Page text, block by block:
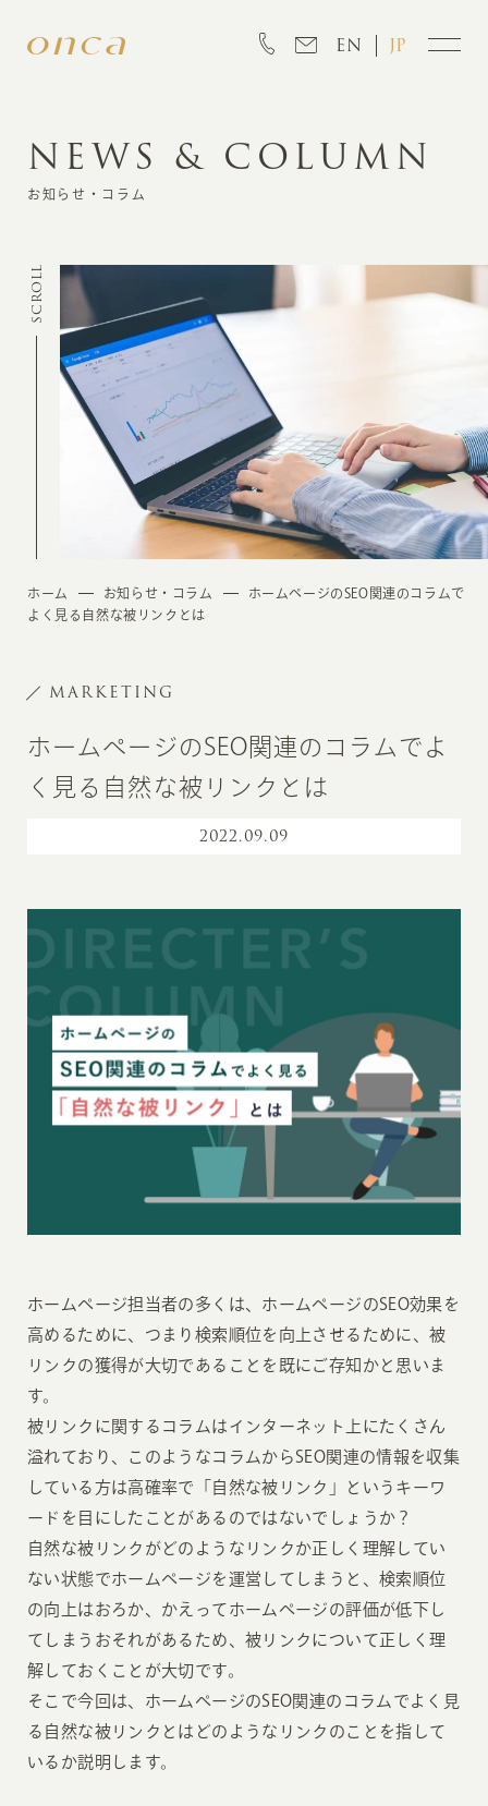
EN JP
INFORMATION
CREATION
MARKETING
NEWS & COLUMN
お知らせ・コラム
SCROLL
ホーム お知らせ・コラム
ホームページのSEO関連のコラムで
よく見る自然な被リンクとは
MARKETING
ホームページのSEO関連のコラムでよ
く見る自然な被リンクとは
2022.09.09
ホームページ担当者の多くは、ホームページのSEO効果を
高めるために、つまり検索順位を向上させるために、被
リンクの獲得が大切であることを既にご存知かと思いま
す。
被リンクに関するコラムはインターネット上にたくさん
溢れており、このようなコラムからSEO関連の情報を収集
している方は高確率で「自然な被リンク」というキーワ
ードを目にしたことがあるのではないでしょうか？
自然な被リンクがどのようなリンクか正しく理解してい
ない状態でホームページを運営してしまうと、検索順位
の向上はおろか、かえってホームページの評価が低下し
てしまうおそれがあるため、被リンクについて正しく理
解しておくことが大切です。
そこで今回は、ホームページのSEO関連のコラムでよく見
る自然な被リンクとはどのようなリンクのことを指して
いるか説明します。